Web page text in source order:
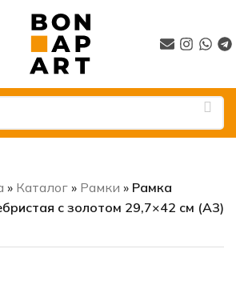
» Каталог » Рамки » Рамка
с золотом 29,7×42 см (А3)